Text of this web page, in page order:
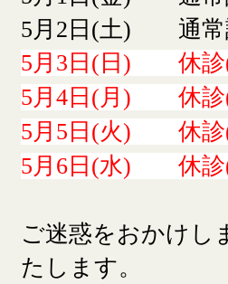
5月2日(土) 通常
5月3日(日) 休診(
5月4日(月) 休診(
5月5日(火) 休診(
5月6日(水) 休診(
ご迷惑をおかけし
たします。